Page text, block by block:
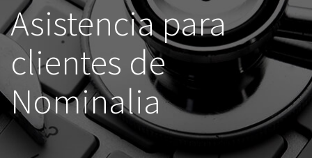
Asistencia para
clientes de
Nominalia